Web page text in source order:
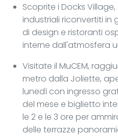
Scoprite i Docks
industriali riconvertiti in
di design e ristoranti
interne dall'atmosfera
Visitate il MuCEM,
metro dalla Joliette,
lunedì con ingresso
del mese e biglietto
le 2 e le 3 ore per
delle terrazze